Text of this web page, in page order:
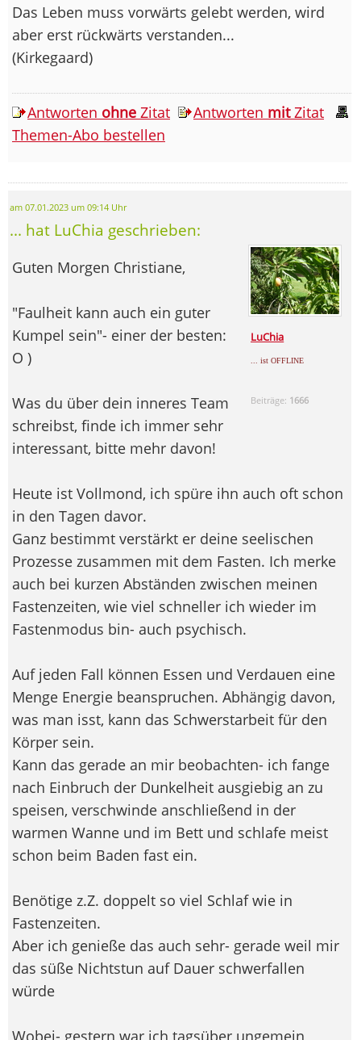
Das Leben muss vorwärts gelebt werden, wird
aber erst rückwärts verstanden...
(Kirkegaard)
Antworten ohne Zitat Antworten mitZitat
Themen-Abo bestellen
am 07.01.2023 um 09:14 Uhr
... hat LuChia geschrieben:
LuChia
... ist OFFLINE
Beiträge: 1666
Guten Morgen Christiane,
"Faulheit kann auch ein guter
Kumpel sein"- einer der besten:
O )
Was du über dein inneres Team
schreibst, finde ich immer sehr
interessant, bitte mehr davon!
Heute ist Vollmond, ich spüre ihn auch oft schon
in den Tagen davor.
Ganz bestimmt verstärkt er deine seelischen
Prozesse zusammen mit dem Fasten. Ich merke
auch bei kurzen Abständen zwischen meinen
Fastenzeiten, wie viel schneller ich wieder im
Fastenmodus bin- auch psychisch.
Auf jeden Fall können Essen und Verdauen eine
Menge Energie beanspruchen. Abhängig davon,
was man isst, kann das Schwerstarbeit für den
Körper sein.
Kann das gerade an mir beobachten- ich fange
nach Einbruch der Dunkelheit ausgiebig an zu
speisen, verschwinde anschließend in der
warmen Wanne und im Bett und schlafe meist
schon beim Baden fast ein.
Benötige z.Z. doppelt so viel Schlaf wie in
Fastenzeiten.
Aber ich genieße das auch sehr- gerade weil mir
das süße Nichtstun auf Dauer schwerfallen
würde
Wobei- gestern war ich tagsüber ungemein